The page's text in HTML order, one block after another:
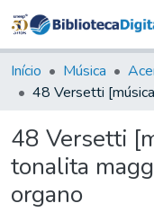
Início Música
48 Versetti
tonalita
organo